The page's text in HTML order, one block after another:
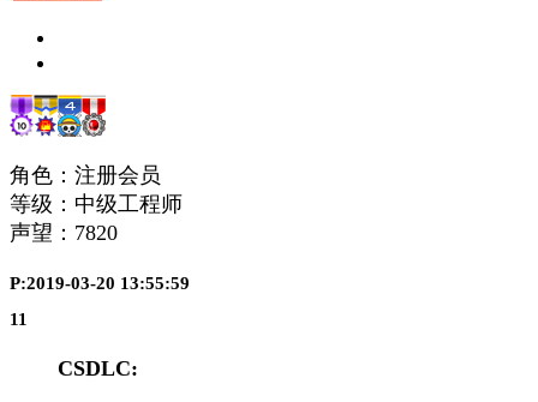
角色：注册会员
等级：中级工程师
声望： 7820
P:2019-03-20 13:55:59
11
CSDLC: